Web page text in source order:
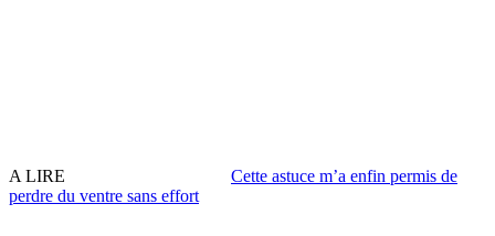
A LIRE
Cette astuce m’a enfin permis de
perdre du ventre sans effort